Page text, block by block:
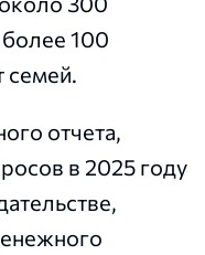
100
семей.
отчета,
в 2025 году